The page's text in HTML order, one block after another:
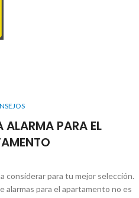
ALARMA PARA EL
considerar para tu mejor selección.
alarmas para el apartamento no es